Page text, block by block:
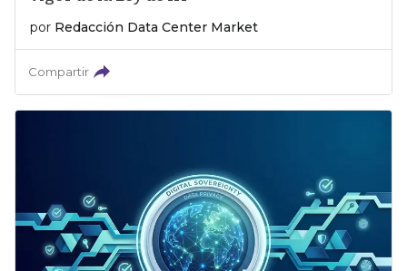
por Redacción Data Center Market
Compartir